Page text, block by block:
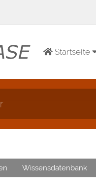
Startseite
Wissensdatenbank